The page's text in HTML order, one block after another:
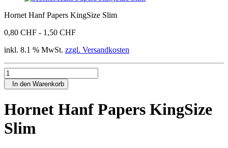
Hornet Hanf Papers KingSize Slim
0,80 CHF - 1,50 CHF
inkl. 8.1 % MwSt. zzgl. Versandkosten
In den Warenkorb
Hornet Hanf Papers KingSize
Slim